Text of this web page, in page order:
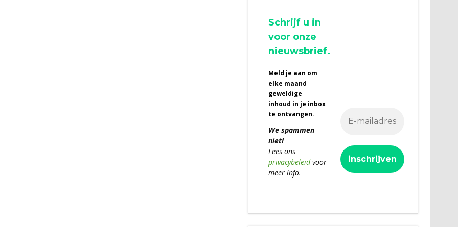
Schrijf u in
voor onze
nieuwsbrief.
Meld je aan om
elke maand
geweldige
inhoud in je inbox
te ontvangen.
We spammen
niet!
Lees ons
privacybeleidvoor
meer info.